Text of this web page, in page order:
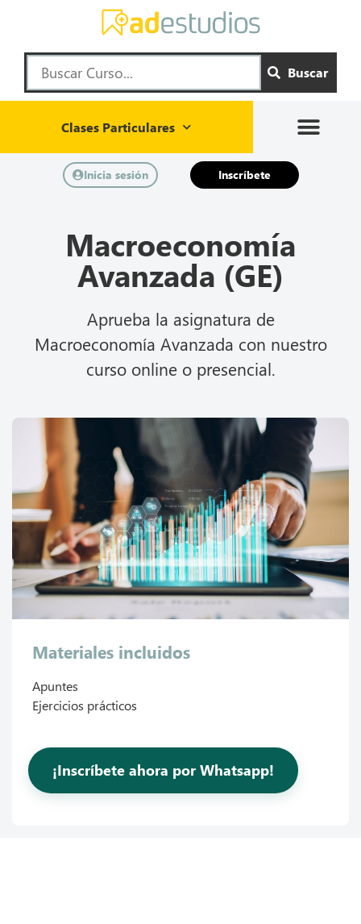
Buscar
Clases Particulares
Inicia sesión Inscríbete
Macroeconomía
Avanzada (GE)
Aprueba la asignatura de
Macroeconomía Avanzada con nuestro
curso online o presencial.
Materiales incluidos
Apuntes
Ejercicios prácticos
¡Inscríbete ahora por Whatsapp!